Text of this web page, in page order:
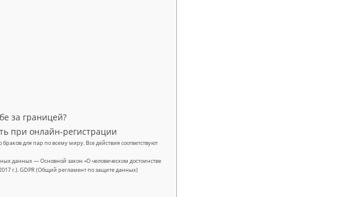
за границей?
при онлайн-регистрации
для пар по всему миру. Все действия соответствуют
данных — Основной закон «О человеческом достоинстве
г.). GDPR (Общий регламент по защите данных)